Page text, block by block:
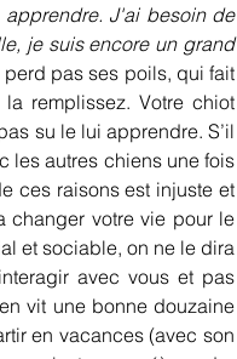
J'ai besoin de
je suis encore un grand
pas ses poils, qui fait
remplissez. Votre chiot
su le lui apprendre. S’il
les autres chiens une fois
ces raisons est injuste et
changer votre vie pour le
et sociable, on ne le dira
avec vous et pas
vit une bonne douzaine
en vacances (avec son